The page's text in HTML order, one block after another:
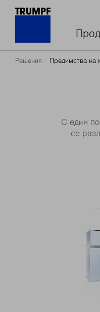
Решения Предимства на
С един
се